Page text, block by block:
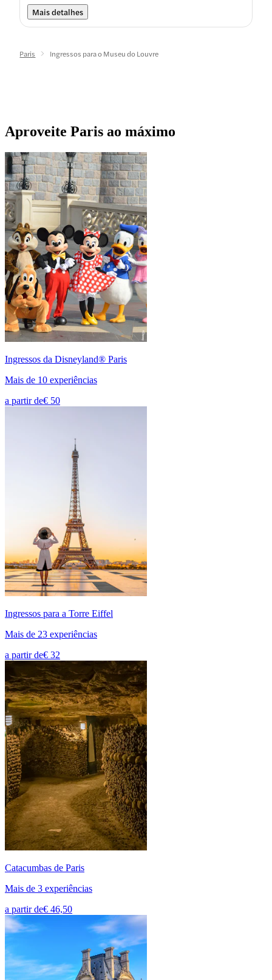
Mais detalhes
Paris Ingressos para o Museu do Louvre
Aproveite Paris ao máximo
Ingressos da Disneyland® Paris
Mais de 10 experiências
a partir de€ 50
Ingressos para a Torre Eiffel
Mais de 23 experiências
a partir de€ 32
Catacumbas de Paris
Mais de 3 experiências
a partir de€ 46,50